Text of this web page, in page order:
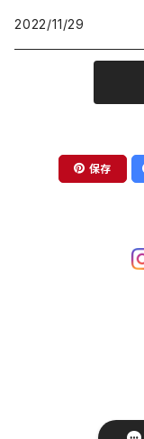
2022/11/29
保存